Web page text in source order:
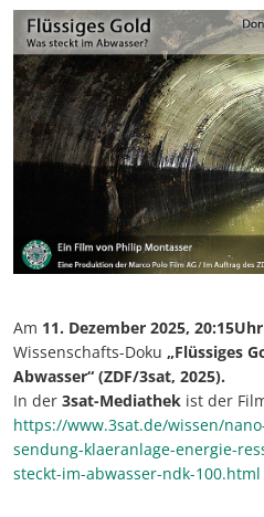
Am 11. Dezember 2025, 20:15Uhr
Wissenschafts-Doku „Flüssiges
Abwasser“ (ZDF/3sat, 2025).
In der 3sat-Mediathek ist der
https://www.3sat.de/wissen/
sendung-klaeranlage-energie-
steckt-im-abwasser-ndk-100.html